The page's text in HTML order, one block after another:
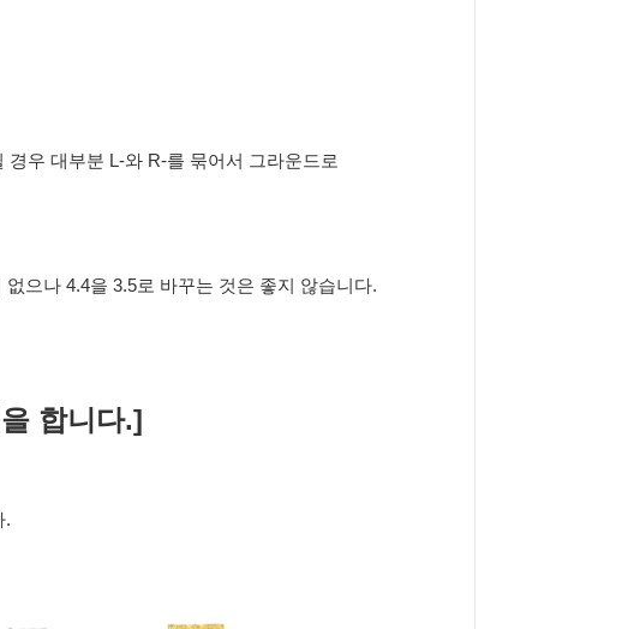
우 대부분 L-와 R-를 묶어서 그라운드로
으나 4.4을 3.5로 바꾸는 것은 좋지 않습니다.
합니다.]
.